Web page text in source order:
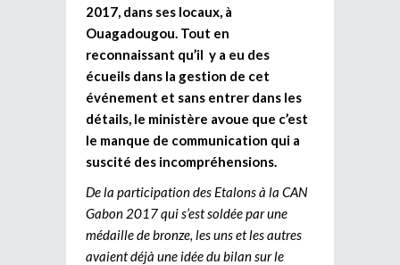
2017, dans ses locaux, à
Ouagadougou. Tout en
reconnaissant qu’il y a eu des
écueils dans la gestion de cet
événement et sans entrer dans les
détails, le ministère avoue que c’est
le manque de communication qui a
suscité des incompréhensions.
De la participation des Etalons à la CAN
Gabon 2017 qui s’est soldée par une
médaille de bronze, les uns et les autres
avaient déjà une idée du bilan sur le